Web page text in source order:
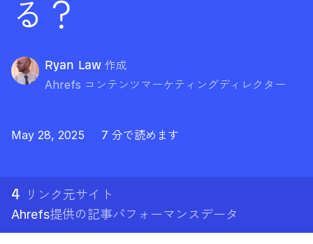
る？
Ryan Law 作成
Ahrefs コンテンツマーケティングディレクター
May 28, 2025 7 分で読めます
4
リンク元サイト
Ahrefs提供の記事パフォーマンスデータ